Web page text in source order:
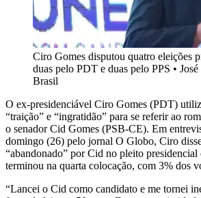
Ciro Gomes disputou quatro eleições
duas pelo PDT e duas pelo PPS •
Brasil
O ex-presidenciável Ciro Gomes (PDT)
“traição” e “ingratidão” para se referir ao
o senador Cid Gomes (PSB-CE). Em
domingo (26) pelo jornal O Globo, Ciro
“abandonado” por Cid no pleito presidencial
terminou na quarta colocação, com 3% dos
“Lancei o Cid como candidato e me tornei